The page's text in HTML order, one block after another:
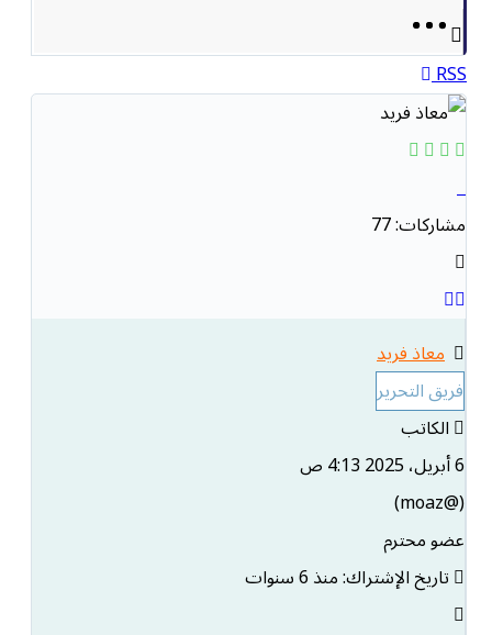
RSS
مشاركات: 77
معاذ فريد
فريق التحرير
الكاتب
(@moaz)
عضو محترم
تاريخ الإشتراك: منذ 6 سنوات